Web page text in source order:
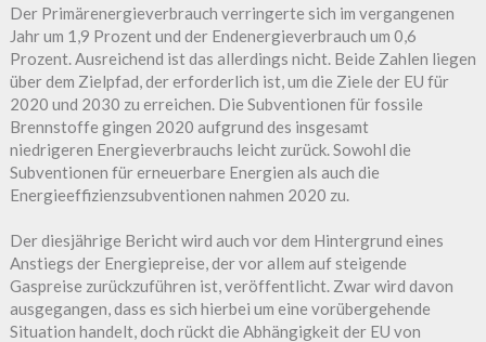
Der Primärenergieverbrauch verringerte sich im vergangenen
Jahr um 1,9 Prozent und der Endenergieverbrauch um 0,6
Prozent. Ausreichend ist das allerdings nicht. Beide Zahlen liegen
über dem Zielpfad, der erforderlich ist, um die Ziele der EU für
2020 und 2030 zu erreichen. Die Subventionen für fossile
Brennstoffe gingen 2020 aufgrund des insgesamt
niedrigeren Energieverbrauchs leicht zurück. Sowohl die
Subventionen für erneuerbare Energien als auch die
Energieeffizienzsubventionen nahmen 2020 zu.
Der diesjährige Bericht wird auch vor dem Hintergrund eines
Anstiegs der Energiepreise, der vor allem auf steigende
Gaspreise zurückzuführen ist, veröffentlicht. Zwar wird davon
ausgegangen, dass es sich hierbei um eine vorübergehende
Situation handelt, doch rückt die Abhängigkeit der EU von